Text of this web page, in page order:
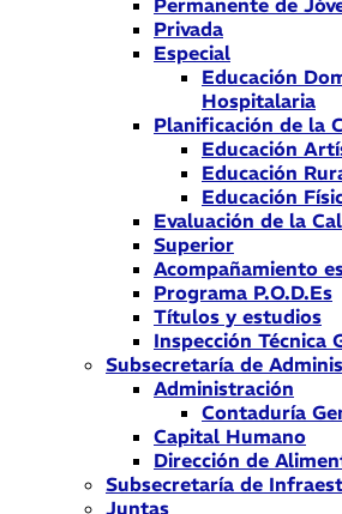
Permanente de
Privada
Especial
Educación
Hospitalaria
Planificación de la
Educación
Educación
Educación
Evaluación de la
Superior
Acompañamiento
Programa P.O.D.Es
Títulos y estudios
Inspección Técnica
Subsecretaría de
Administración
Contaduría
Capital Humano
Dirección de
Subsecretaría de
Juntas